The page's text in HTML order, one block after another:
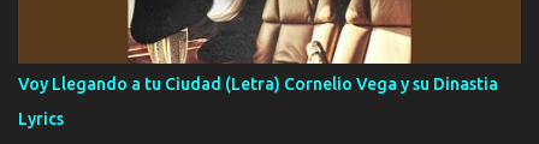
enamora pa describirte unas cuantas horas también pregunta que
quiero contigo que seas dichosa al estar conmigo Y ya borracho
contéstame la llamada pa dedicarte unas bonitas palabras así
borracho me animo a decirte todo y puedo describirlo mucho que
me encantes Decirte que me siento muy feliz y emocionado por
Voy Llegando a tu Ciudad (Letra) Cornelio Vega y su Dinastia
Lyrics